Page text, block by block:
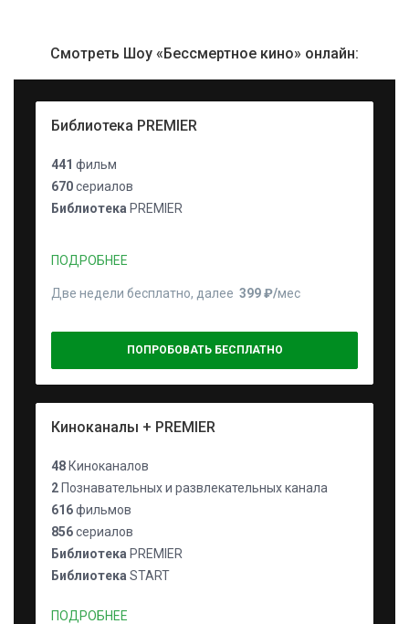
Смотреть Шоу «Бессмертное кино» онлайн:
Библиотека PREMIER
441 фильм
670сериалов
Библиотека PREMIER
ПОДРОБНЕЕ
Две недели бесплатно, далее 399 ₽⁠/⁠мес
ПОПРОБОВАТЬ БЕСПЛАТНО
Киноканалы + PREMIER
48 Киноканалов
2 Познавательных и развлекательных канала
616фильмов
856сериалов
Библиотека PREMIER
Библиотека START
ПОДРОБНЕЕ